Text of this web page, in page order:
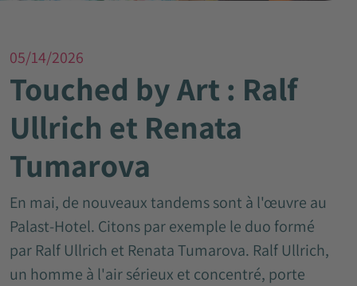
05/14/2026
Touched by Art : Ralf
Ullrich et Renata
Tumarova
En mai, de nouveaux tandems sont à l'œuvre au
Palast-Hotel. Citons par exemple le duo formé
par Ralf Ullrich et Renata Tumarova. Ralf Ullrich,
un homme à l'air sérieux et concentré, porte